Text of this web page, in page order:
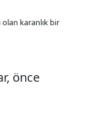
karanlık bir
önce